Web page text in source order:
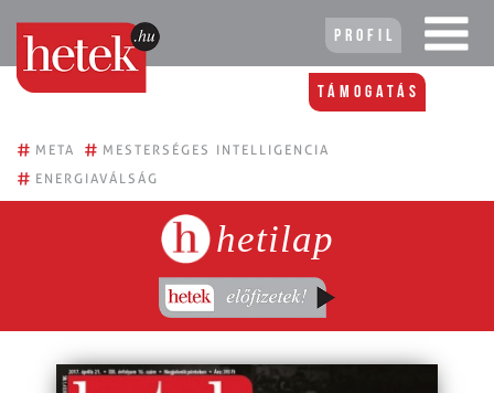
Profil
Támogatás
# META # MESTERSÉGES INTELLIGENCIA
# ENERGIAVÁLSÁG
hetilap